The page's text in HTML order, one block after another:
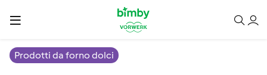
Prodotti da forno dolci